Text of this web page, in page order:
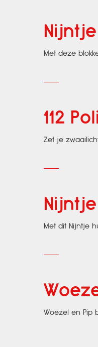
Met deze
112
Zet je
Met dit Nijntje
Woezel en Pip